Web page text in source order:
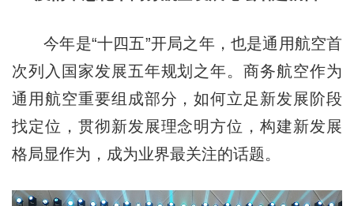
今年是“十四五”开局之年，也是通用航空首
次列入国家发展五年规划之年。商务航空作为
通用航空重要组成部分，如何立足新发展阶段
找定位，贯彻新发展理念明方位，构建新发展
格局显作为，成为业界最关注的话题。